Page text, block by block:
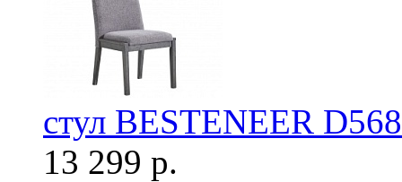
стул BESTENEER
13 299 р.